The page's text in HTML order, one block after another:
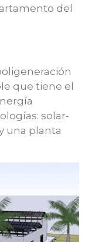
del
que tiene el
solar-
una planta